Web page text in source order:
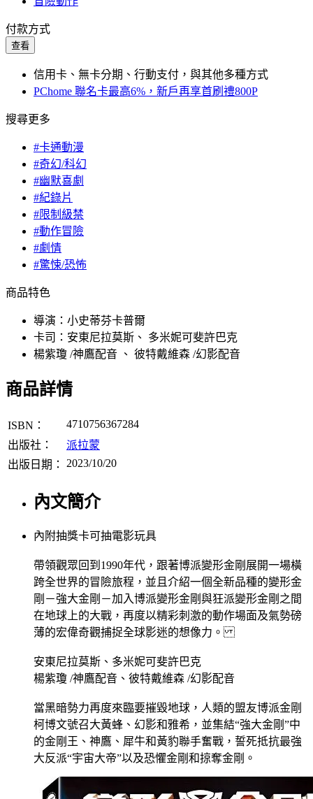
付款方式
查看
信用卡、無卡分期、行動支付，與其他多種方式
PChome 聯名卡最高6%，新戶再享首刷禮800P
搜尋更多
#卡通動漫
#奇幻/科幻
#幽默喜劇
#紀錄片
#限制級禁
#動作冒險
#劇情
#驚悚/恐怖
商品特色
導演：小史蒂芬卡普爾
卡司：安東尼拉莫斯、 多米妮可斐許巴克
楊紫瓊 /神鷹配音 、 彼特戴維森 /幻影配音
商品詳情
ISBN：
4710756367284
出版社：
派拉蒙
出版日期：
2023/10/20
內文簡介
內附抽獎卡可抽電影玩具
帶領觀眾回到1990年代，跟著博派變形金剛展開一場橫
跨全世界的冒險旅程，並且介紹一個全新品種的變形金
剛－強大金剛－加入博派變形金剛與狂派變形金剛之間
在地球上的大戰，再度以精彩刺激的動作場面及氣勢磅
薄的宏偉奇觀捕捉全球影迷的想像力。
安東尼拉莫斯、多米妮可斐許巴克
楊紫瓊 /神鷹配音、彼特戴維森 /幻影配音
當黑暗勢力再度來臨要摧毀地球，人類的盟友博派金剛
柯博文號召大黃蜂、幻影和雅希，並集結“強大金剛”中
的金剛王、神鷹、犀牛和黃豹聯手奮戰，誓死抵抗最強
大反派“宇宙大帝”以及恐懼金剛和掠奪金剛。